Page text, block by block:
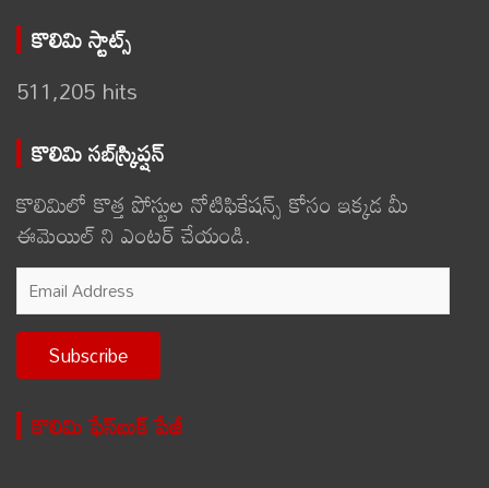
కొలిమి స్టాట్స్
511,205 hits
కొలిమి సబ్‌స్క్రిప్షన్
కొలిమిలో కొత్త పోస్టుల నోటిఫికేషన్స్ కోసం ఇక్కడ మీ
ఈమెయిల్ ని ఎంటర్ చేయండి.
Email
Address
Subscribe
కొలిమి ఫేస్‌బుక్ పేజీ